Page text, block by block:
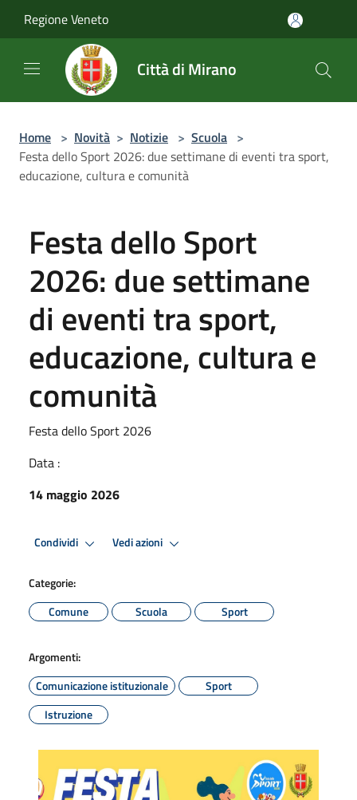
Regione Veneto
Città di Mirano
Home > Novità > Notizie > Scuola >
Festa dello Sport 2026: due settimane di eventi tra sport,
educazione, cultura e comunità
Festa dello Sport
2026: due settimane
di eventi tra sport,
educazione, cultura e
comunità
Festa dello Sport 2026
Data :
14 maggio 2026
Condividi Vedi azioni
Categorie:
Comune
Scuola Sport
Argomenti:
Comunicazione istituzionale
Sport
Istruzione